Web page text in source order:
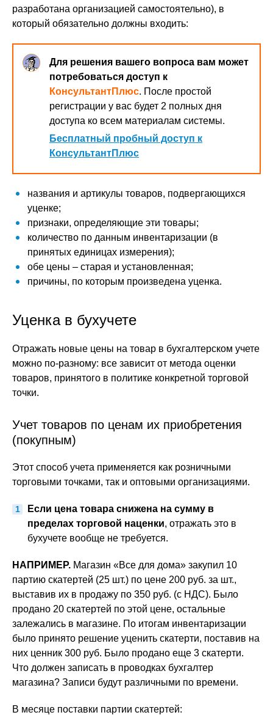
разработана организацией самостоятельно), в
который обязательно должны входить:
Для решения вашего вопроса вам может
потребоваться доступ к
КонсультантПлюс. После простой
регистрации у вас будет 2 полных дня
доступа ко всем материалам системы.
Бесплатный пробный доступ к
КонсультантПлюс
названия и артикулы товаров, подвергающихся
уценке;
признаки, определяющие эти товары;
количество по данным инвентаризации (в
принятых единицах измерения);
обе цены – старая и установленная;
причины, по которым произведена уценка.
Уценка в бухучете
Отражать новые цены на товар в бухгалтерском учете
можно по-разному: все зависит от метода оценки
товаров, принятого в политике конкретной торговой
точки.
Учет товаров по ценам их приобретения
(покупным)
Этот способ учета применяется как розничными
торговыми точками, так и оптовыми организациями.
Если цена товара снижена на сумму в
пределах торговой наценки, отражать это в
бухучете вообще не требуется.
НАПРИМЕР. Магазин «Все для дома» закупил 10
партию скатертей (25 шт.) по цене 200 руб. за шт.,
выставив их в продажу по 350 руб. (с НДС). Было
продано 20 скатертей по этой цене, остальные
залежались в магазине. По итогам инвентаризации
было принято решение уценить скатерти, поставив на
них ценник 300 руб. Было продано еще 3 скатерти.
Что должен записать в проводках бухгалтер
магазина? Записи будут различными по времени.
В месяце поставки партии скатертей: